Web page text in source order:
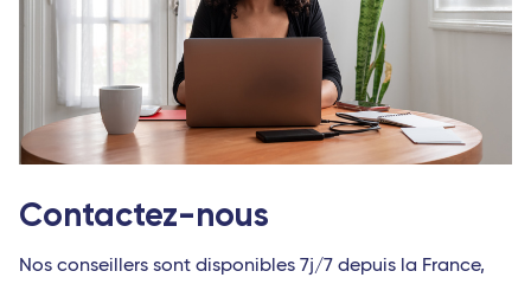
Contactez-nous
Nos conseillers sont disponibles 7j/7 depuis la France,